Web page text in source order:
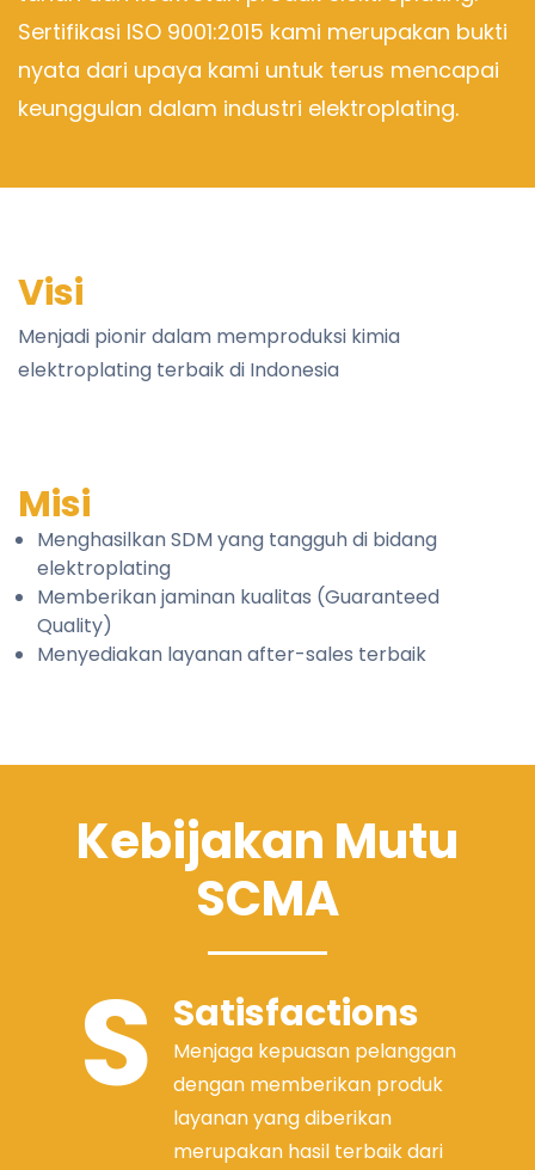
Sertifikasi ISO 9001:2015 kami merupakan bukti
nyata dari upaya kami untuk terus mencapai
keunggulan dalam industri elektroplating.
Visi
Menjadi pionir dalam memproduksi kimia
elektroplating terbaik di Indonesia
Misi
Menghasilkan SDM yang tangguh di bidang
elektroplating
Memberikan jaminan kualitas (Guaranteed
Quality)
Menyediakan layanan after-sales terbaik
Kebijakan Mutu
SCMA
S Satisfactions
Menjaga kepuasan pelanggan
dengan memberikan produk
layanan yang diberikan
merupakan hasil terbaik dari